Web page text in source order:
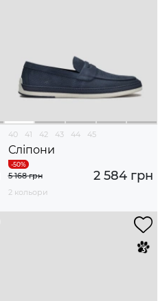
40 41 42 43 44 45
Сліпони
2 584 грн
5 168 грн
2 кольори